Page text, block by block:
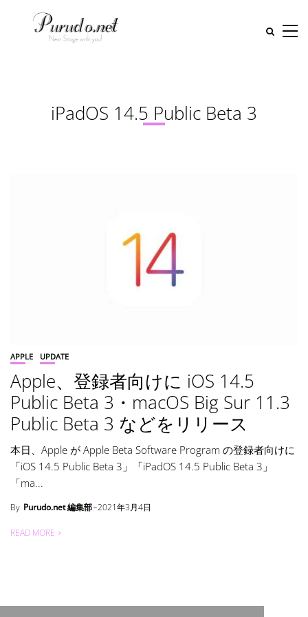
iPadOS 14.5 Public Beta 3
APPLE UPDATE
Apple、登録者向けに iOS 14.5
Public Beta 3・macOS Big Sur 11.3
Public Beta 3 などをリリース
本日、Apple が Apple Beta Software Program の登録者向けに
「iOS 14.5 Public Beta 3」「iPadOS 14.5 Public Beta 3」
「ma...
By Purudo.net 編集部 2021年3月4日
READ MORE